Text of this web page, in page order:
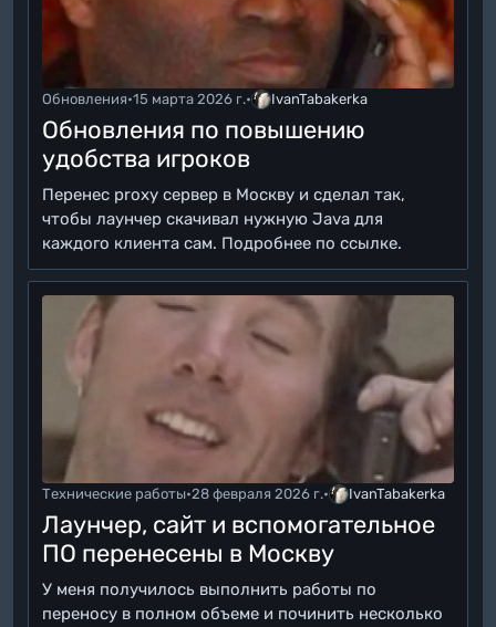
Обновления•15 марта 2026 г.• IvanTabakerka
Обновления по повышению
удобства игроков
Перенес proxy сервер в Москву и сделал так,
чтобы лаунчер скачивал нужную Java для
каждого клиента сам. Подробнее по ссылке.
Технические работы•28 февраля 2026 г.• IvanTabakerka
Лаунчер, сайт и вспомогательное
ПО перенесены в Москву
У меня получилось выполнить работы по
переносу в полном объеме и починить несколько